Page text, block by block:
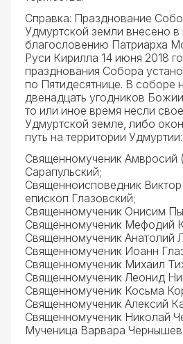
Справка: Празднование
Удмуртской земли внесено
благословению Патриарха
Руси Кирилла 14 июня 2018
празднования Собора
по Пятидесятнице. В соборе
двенадцать угодников
то или иное время несли
Удмуртской земле, либо
путь на территории Удмуртии:
Священномученик Амвросий
Сарапульский;
Священноисповедник
епископ Глазовский;
Священномученик Онисим
Священномученик Мефодий
Священномученик Анатолий
Священномученик Иоанн
Священномученик Михаил
Священномученик Леонид
Священномученик Косьма
Священномученик Алексий
Священномученик Николай
Мученица Варвара